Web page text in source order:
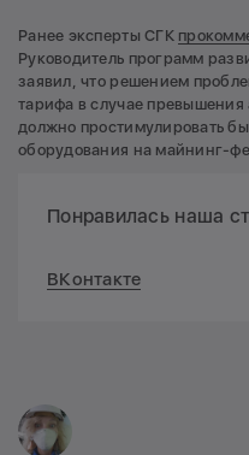
Ранее эксперты СГК
Руководитель программ
заявил, что решением
тарифа в случае превышения
должно простимулировать
оборудования на майнинг-
Понравилась наша
ВКонтакте